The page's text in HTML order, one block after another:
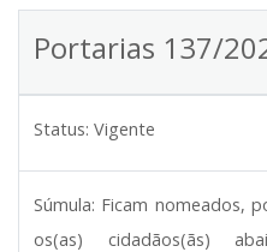
Portarias 137/
Status: Vigente
Súmula: Ficam nomeados,
os(as) cidadãos(ãs)